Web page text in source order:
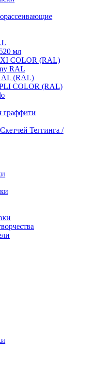
мл
COLOR (RAL)
RAL
(RAL)
COLOR (RAL)
граффити
Теггинга /